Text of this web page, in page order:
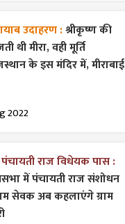
उदाहरण :श्रीकृष्ण की
थी मीरा, वही मूर्ति
के इस मंदिर में, मीराबाई
2022
राज विधेयक पास :
में पंचायती राज ​संशोधन
सेवक अब कहलाएंगे ग्राम